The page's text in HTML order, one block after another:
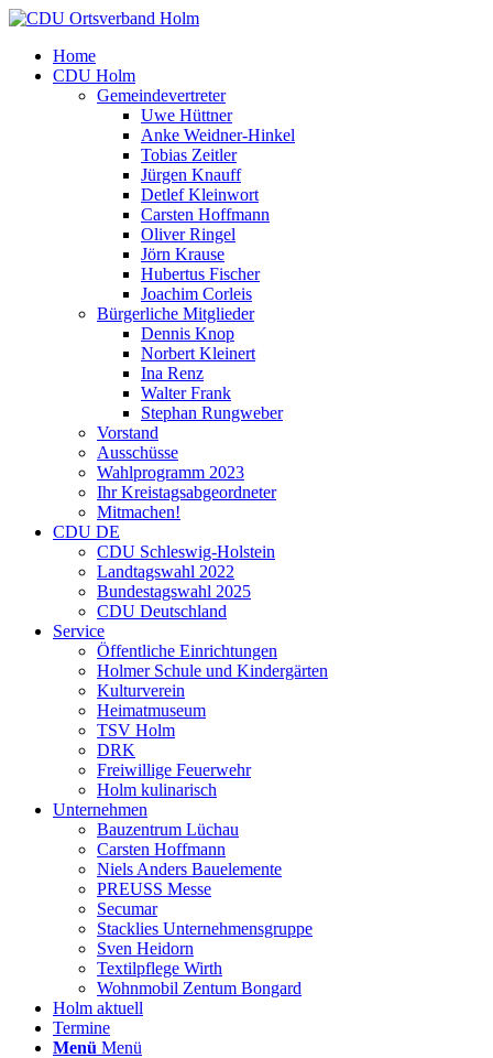
Home
CDU Holm
Gemeindevertreter
Uwe Hüttner
Anke Weidner-Hinkel
Tobias Zeitler
Jürgen Knauff
Detlef Kleinwort
Carsten Hoffmann
Oliver Ringel
Jörn Krause
Hubertus Fischer
Joachim Corleis
Bürgerliche Mitglieder
Dennis Knop
Norbert Kleinert
Ina Renz
Walter Frank
Stephan Rungweber
Vorstand
Ausschüsse
Wahlprogramm 2023
Ihr Kreistagsabgeordneter
Mitmachen!
CDU DE
CDU Schleswig-Holstein
Landtagswahl 2022
Bundestagswahl 2025
CDU Deutschland
Service
Öffentliche Einrichtungen
Holmer Schule und Kindergärten
Kulturverein
Heimatmuseum
TSV Holm
DRK
Freiwillige Feuerwehr
Holm kulinarisch
Unternehmen
Bauzentrum Lüchau
Carsten Hoffmann
Niels Anders Bauelemente
PREUSS Messe
Secumar
Stacklies Unternehmensgruppe
Sven Heidorn
Textilpflege Wirth
Wohnmobil Zentum Bongard
Holm aktuell
Termine
Menü Menü